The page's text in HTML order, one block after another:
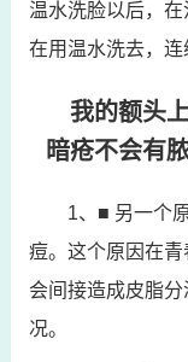
温水洗脸以后，
在用温水洗去，连
我的额头
暗疮不会有
1、■ 另一个
痘。这个原因在
会间接造成皮脂
况。